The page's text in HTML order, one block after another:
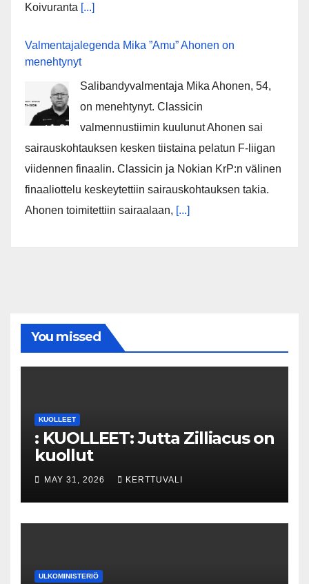
Koivuranta [...]
Valmentajalegenda Mika ”Amu” Ahonen on
menehtynyt
Salibandyvalmentaja Mika Ahonen, 54,
on menehtynyt. Classicin
valmennustiimin kuulunut Ahonen sai
sairauskohtauksen kesken tiistaina pelatun F-liigan
viidennen finaalin. Classicin ja Nokian KrP:n välinen
finaaliottelu keskeytettiin sairauskohtauksen takia.
Ahonen toimitettiin sairaalaan, [...]
You missed
KUOLLEET
: KUOLLEET: Jutta Zilliacus on
kuollut
MAY 31, 2026 KERTTUVALI
ULKOMINISTERIÖ